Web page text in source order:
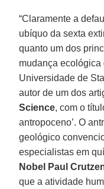
“Claramente a
ubíquo da sexta
quanto um dos
mudança ecológica
Universidade de
autor de um dos
Science, com o
antropoceno’. O
geológico
especialistas em
Nobel Paul
que a atividade